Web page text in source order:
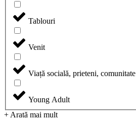
Tablouri
Venit
Viață socială, prieteni, comunitate
Young Adult
+ Arată mai mult